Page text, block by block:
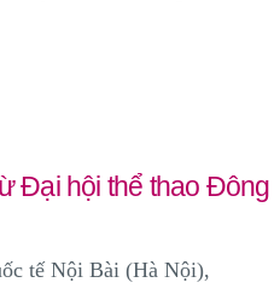
Đại hội thể thao Đông
tế Nội Bài (Hà Nội),